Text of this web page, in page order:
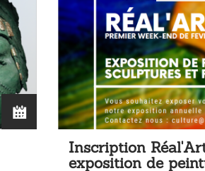
Inscription
exposition de